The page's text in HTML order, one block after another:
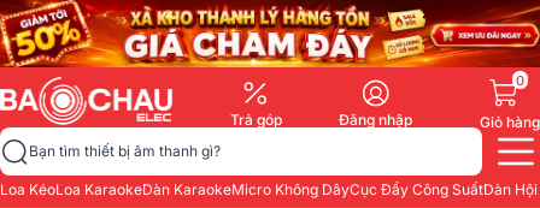
Trả góp Đăng nhập
0
Giỏ hàng
Bạn tìm thiết bị âm thanh gì?
Loa KéoLoa KaraokeDàn KaraokeMicro Không DâyCục Đẩy Công SuấtDàn